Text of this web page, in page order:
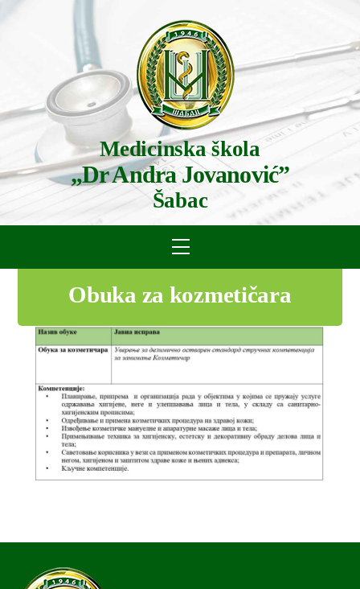
Medicinska škola
„Dr Andra Jovanović”
Šabac
Menu
Obuka za kozmetičara